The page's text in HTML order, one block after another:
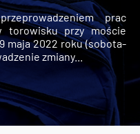
prac
torowisku przy moście
maja 2022 roku (sobota-
zmiany...